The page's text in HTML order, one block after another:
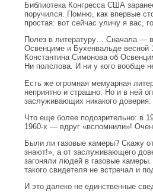
Библиотека Конгресса США
поручился. Помню, как впервые
простая: вот сейчас уличу я вас,
Полез в литературу… Сначала —
Освенциме и Бухенвальде весной
Константина Симонова об
Ни полслова. И ни у кого вообще
Есть же огромная мемуарная
неприятно и страшно. Но и в ней
заслуживающих никакого
Что еще более подозрительно: в
1960-х — вдруг «вспомнили»!
Были ли газовые камеры? Скажу
знают!», а от заслуживающего
загоняли людей в газовые
такого свидетеля не встречал и
И это далеко не единственные